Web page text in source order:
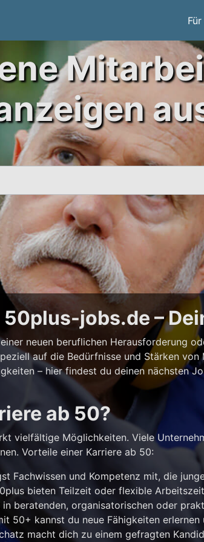
jobs.de –
neuen beruflichen Herausforderung
auf die Bedürfnisse und Stärken
– hier findest du deinen nächsten
ab 50?
vielfältige Möglichkeiten. Viele
Vorteile einer Karriere ab 50:
Fachwissen und Kompetenz mit, die
bieten Teilzeit oder flexible
in beratenden, organisatorischen oder
50+ kannst du neue Fähigkeiten
macht dich zu einem gefragten